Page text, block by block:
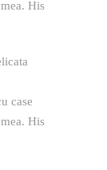
His
case
His